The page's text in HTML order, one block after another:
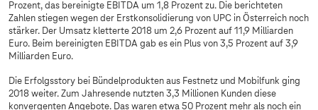
Prozent, das bereinigte EBITDA um 1,8 Prozent zu. Die berichteten
Zahlen stiegen wegen der Erstkonsolidierung von UPC in Österreich noch
stärker. Der Umsatz kletterte 2018 um 2,6 Prozent auf 11,9 Milliarden
Euro. Beim bereinigten EBITDA gab es ein Plus von 3,5 Prozent auf 3,9
Milliarden Euro.
Die Erfolgsstory bei Bündelprodukten aus Festnetz und Mobilfunk ging
2018 weiter. Zum Jahresende nutzten 3,3 Millionen Kunden diese
konvergenten Angebote. Das waren etwa 50 Prozent mehr als noch ein